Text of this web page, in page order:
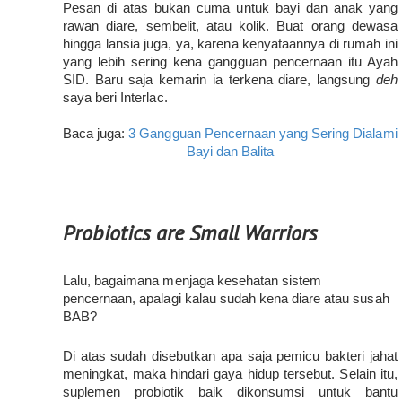
Pesan di atas bukan cuma untuk bayi dan anak yang
rawan diare, sembelit, atau kolik. Buat orang dewasa
hingga lansia juga, ya, karena kenyataannya di rumah ini
yang lebih sering kena gangguan pencernaan itu Ayah
SID. Baru saja kemarin ia terkena diare, langsung deh
saya beri Interlac.
Baca juga: 3 Gangguan Pencernaan yang Sering Dialami
Bayi dan Balita
Probiotics are Small Warriors
Lalu, bagaimana menjaga kesehatan sistem
pencernaan, apalagi kalau sudah kena diare atau susah
BAB?
Di atas sudah disebutkan apa saja pemicu bakteri jahat
meningkat, maka hindari gaya hidup tersebut. Selain itu,
suplemen probiotik baik dikonsumsi untuk bantu